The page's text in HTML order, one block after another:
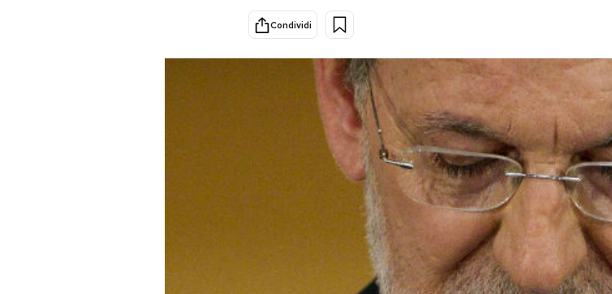
Storie/Idee
Ok Boomer!
Media
Europa
Altrecose
Mondiali calcio 2026
Condividi